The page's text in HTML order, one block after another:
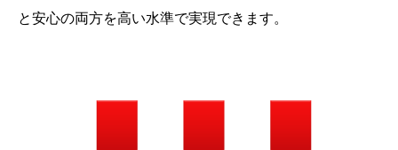
と安心の両方を高い水準で実現できます。